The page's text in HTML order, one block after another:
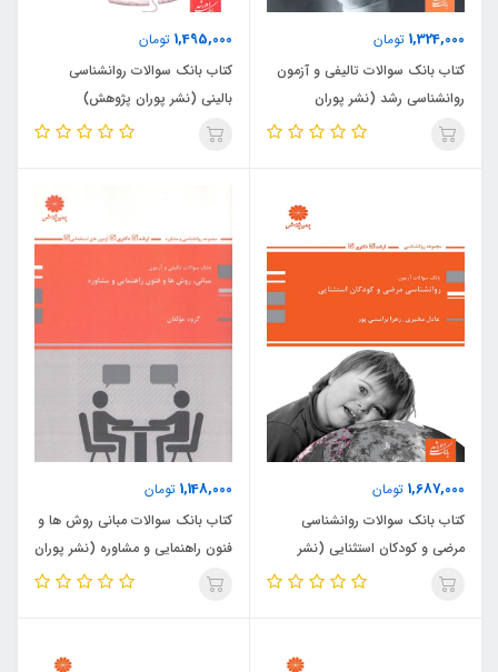
1,324,000 تومان
کتاب بانک سوالات تالیفی و آزمون
روانشناسی رشد (نشر پوران
پژوهش)
1,495,000 تومان
کتاب بانک سوالات روانشناسی
بالینی (نشر پوران پژوهش)
1,687,000 تومان
کتاب بانک سوالات روانشناسی
مرضی و کودکان استثنایی (نشر
پوران پژوهش)
1,148,000 تومان
کتاب بانک سوالات مبانی روش ها و
فنون راهنمایی و مشاوره (نشر پوران
پژوهش)